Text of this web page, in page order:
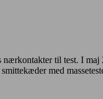
til test. I
med